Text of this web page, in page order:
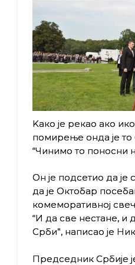
Kако jе рекао ако
помирење онда jе то
“Чинимо то поносни
Oн jе подсетио да jе
да jе Oктобар
комеморативноj
“И да све нестане,
Срби”, написао jе
Председник Србиjе